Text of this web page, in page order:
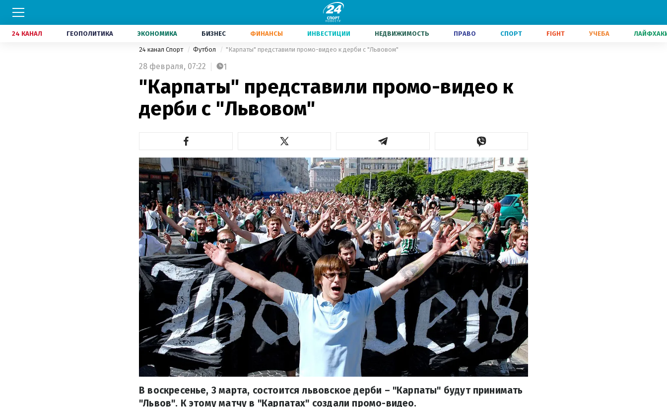
24 КАНАЛ ГЕОПОЛИТИКА ЭКОНОМИКА БИЗНЕС ФИНАНСЫ ИНВЕСТИЦИИ НЕДВИЖИМОСТЬ ПРАВО СПОРТ FIGHT УЧЕБА
24 канал Спорт Футбол "Карпаты" представили промо-видео к дерби с "Львовом"
28 февраля, 07:22 1
"Карпаты" представили промо-видео к
дерби с "Львовом"
В воскресенье, 3 марта, состоится львовское дерби – "Карпаты" будут принимать
"Львов". К этому матчу в "Карпатах" создали промо-видео.